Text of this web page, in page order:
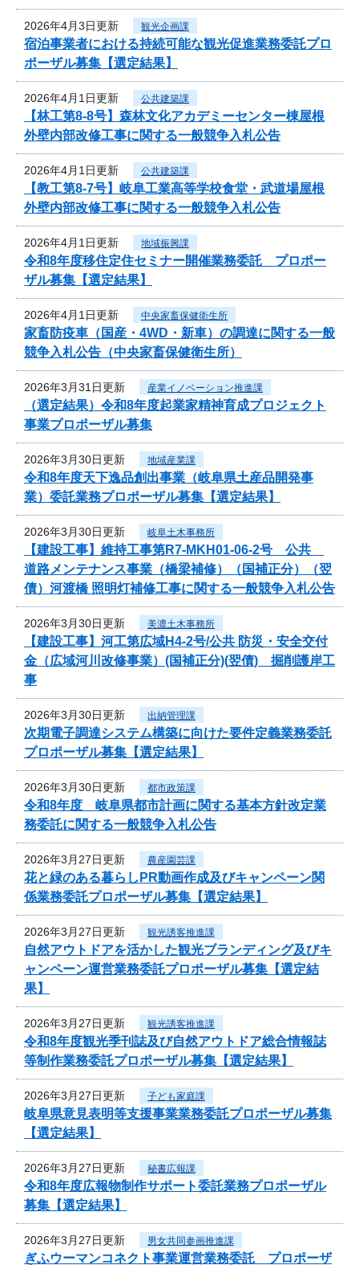
2026年4月3日更新 観光企画課
宿泊事業者における持続可能な観光促進業務委託プロ
ポーザル募集【選定結果】
2026年4月1日更新 公共建築課
【林工第8-8号】森林文化アカデミーセンター棟屋根
外壁内部改修工事に関する一般競争入札公告
2026年4月1日更新 公共建築課
【教工第8-7号】岐阜工業高等学校食堂・武道場屋根
外壁内部改修工事に関する一般競争入札公告
2026年4月1日更新 地域振興課
令和8年度移住定住セミナー開催業務委託 プロポー
ザル募集【選定結果】
2026年4月1日更新 中央家畜保健衛生所
家畜防疫車（国産・4WD・新車）の調達に関する一般
競争入札公告（中央家畜保健衛生所）
2026年3月31日更新 産業イノベーション推進課
（選定結果）令和8年度起業家精神育成プロジェクト
事業プロポーザル募集
2026年3月30日更新 地域産業課
令和8年度天下逸品創出事業（岐阜県土産品開発事
業）委託業務プロポーザル募集【選定結果】
2026年3月30日更新 岐阜土木事務所
【建設工事】維持工事第R7-MKH01-06-2号 公共
道路メンテナンス事業（橋梁補修）（国補正分）（翌
債）河渡橋 照明灯補修工事に関する一般競争入札公告
2026年3月30日更新 美濃土木事務所
【建設工事】河工第広域H4-2号/公共 防災・安全交付
金（広域河川改修事業）(国補正分)(翌債) 掘削護岸工
事
2026年3月30日更新 出納管理課
次期電子調達システム構築に向けた要件定義業務委託
プロポーザル募集【選定結果】
2026年3月30日更新 都市政策課
令和8年度 岐阜県都市計画に関する基本方針改定業
務委託に関する一般競争入札公告
2026年3月27日更新 農産園芸課
花と緑のある暮らしPR動画作成及びキャンペーン関
係業務委託プロポーザル募集【選定結果】
2026年3月27日更新 観光誘客推進課
自然アウトドアを活かした観光ブランディング及びキ
ャンペーン運営業務委託プロポーザル募集【選定結
果】
2026年3月27日更新 観光誘客推進課
令和8年度観光季刊誌及び自然アウトドア総合情報誌
等制作業務委託プロポーザル募集【選定結果】
2026年3月27日更新 子ども家庭課
岐阜県意見表明等支援事業業務委託プロポーザル募集
【選定結果】
2026年3月27日更新 秘書広報課
令和8年度広報物制作サポート委託業務プロポーザル
募集【選定結果】
2026年3月27日更新 男女共同参画推進課
ぎふウーマンコネクト事業運営業務委託 プロポーザ